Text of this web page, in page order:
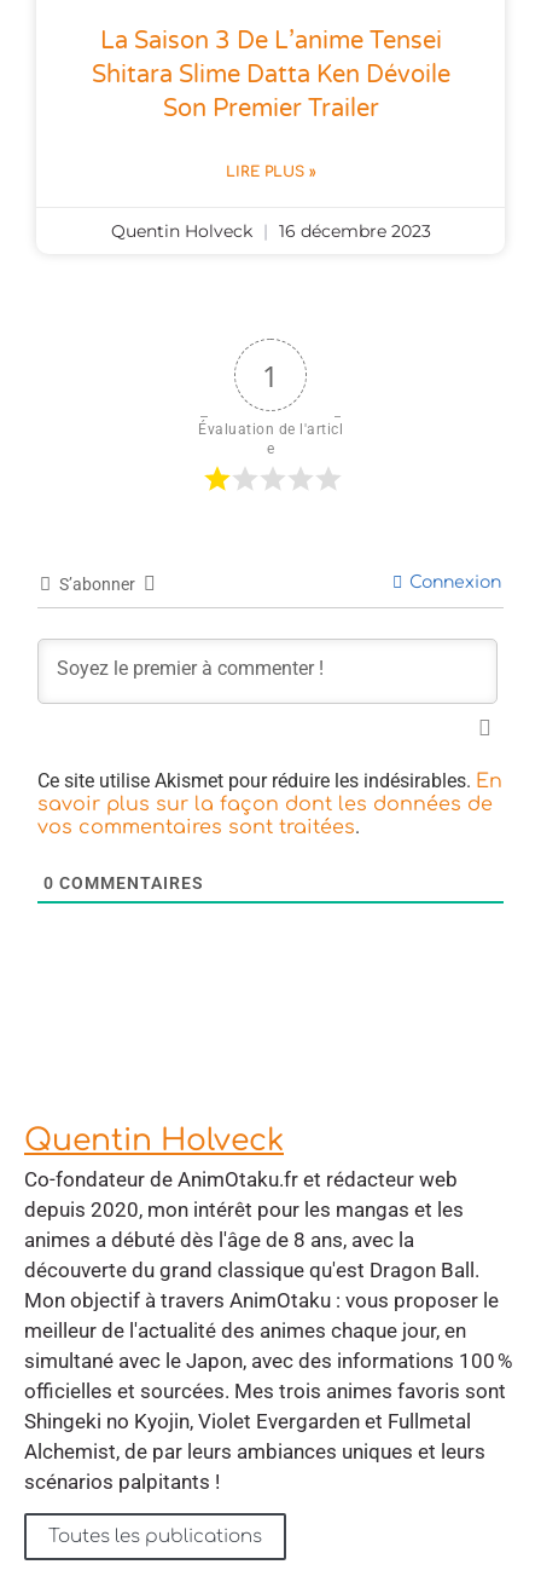
La Saison 3 De L’anime Tensei
Shitara Slime Datta Ken Dévoile
Son Premier Trailer
LIRE PLUS »
Quentin Holveck 16 décembre 2023
1
Évaluation de l'articl
e
S’abonner Connexion
Ce site utilise Akismet pour réduire les indésirables. En
savoir plus sur la façon dont les données de
vos commentaires sont traitées.
0 COMMENTAIRES
Quentin Holveck
Co-fondateur de AnimOtaku.fr et rédacteur web
depuis 2020, mon intérêt pour les mangas et les
animes a débuté dès l'âge de 8 ans, avec la
découverte du grand classique qu'est Dragon Ball.
Mon objectif à travers AnimOtaku : vous proposer le
meilleur de l'actualité des animes chaque jour, en
simultané avec le Japon, avec des informations 100 %
officielles et sourcées. Mes trois animes favoris sont
Shingeki no Kyojin, Violet Evergarden et Fullmetal
Alchemist, de par leurs ambiances uniques et leurs
scénarios palpitants !
Toutes les publications